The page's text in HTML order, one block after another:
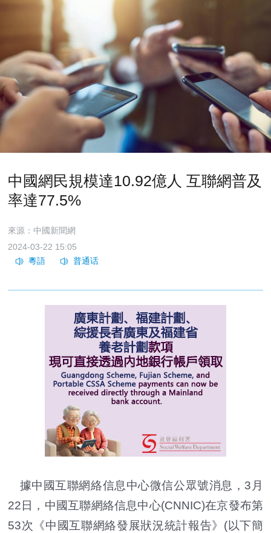
中國網民規模達10.92億人 互聯網普及
率達77.5%
來源：中國新聞網
2024-03-22 15:05
據中國互聯網絡信息中心微信公眾號消息，3月
22日，中國互聯網絡信息中心(CNNIC)在京發布第
53次《中國互聯網絡發展狀況統計報告》(以下簡